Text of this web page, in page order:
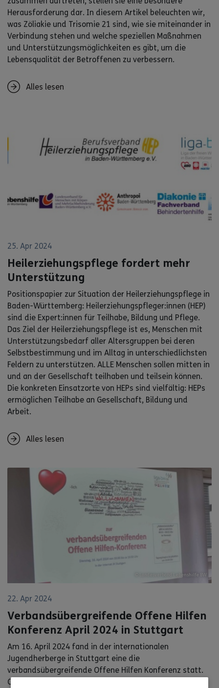
Herausforderung dar. In diesem Artikel beleuchten wir,
was Zöliakie und Trisomie 21 sind, wie sie miteinander in
Verbindung stehen und welche speziellen Maßnahmen
und Unterstützungsmöglichkeiten es gibt, um die
Lebensqualität der Betroffenen zu verbessern.
Alles lesen
25. Apr 2024
Heilerziehungspflege fordert mehr
Unterstützung
Positionspapier zur Situation der Heilerziehungspflege in
Baden-Württemberg: Heilerziehungspfleger:innen (HEP)
sind die Expert:innen für Teilhabe, Bildung und Pflege.
Das Ziel der Heilerziehungspflege ist es, Menschen mit
Unterstützungsbedarf aller Altersgruppen bei deren
Selbstbestimmung und im Alltag in unterschiedlichsten
Feldern zu unterstützen. ALLE Menschen sollen mitten in
und an der Gesellschaft teilhaben und teilsein können.
Die konkreten Einsatzorte von HEPs sind vielfältig: HEPs
ermöglichen Teilhabe an Gesellschaft, Bildung und
Arbeit.
Alles lesen
© Landesverband Lebenshilfe BW
22. Apr 2024
Verbandsübergreifende Offene Hilfen
Konferenz April 2024 in Stuttgart
Am 16. April 2024 fand in der internationalen
Jugendherberge in Stuttgart eine die
verbandsübergreifende Offene Hilfen Konferenz statt.
Organisiert vom Diakonischen Werk Württemberg, dem